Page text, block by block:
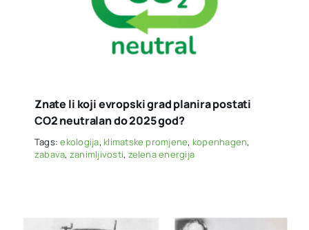
Znate li koji evropski grad planira postati
CO2 neutralan do 2025 god?
Tags:ekologija, klimatske promjene, kopenhagen,
zabava, zanimljivosti, zelena energija